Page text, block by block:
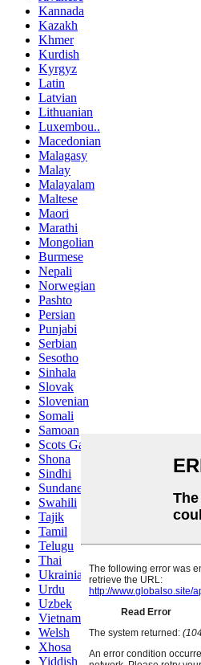
Kannada
Kazakh
Khmer
Kurdish
Kyrgyz
Latin
Latvian
Lithuanian
Luxembou..
Macedonian
Malagasy
Malay
Malayalam
Maltese
Maori
Marathi
Mongolian
Burmese
Nepali
Norwegian
Pashto
Persian
Punjabi
Serbian
Sesotho
Sinhala
Slovak
Slovenian
Somali
Samoan
Scots Gaelic
Shona
Sindhi
Sundanese
Swahili
Tajik
Tamil
Telugu
Thai
Ukrainian
Urdu
Uzbek
Vietnamese
Welsh
Xhosa
Yiddish